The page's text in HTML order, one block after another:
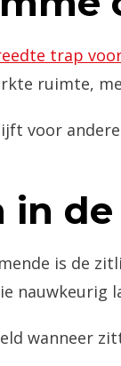
trap
ruimte,
voor
de
is de
wanneer